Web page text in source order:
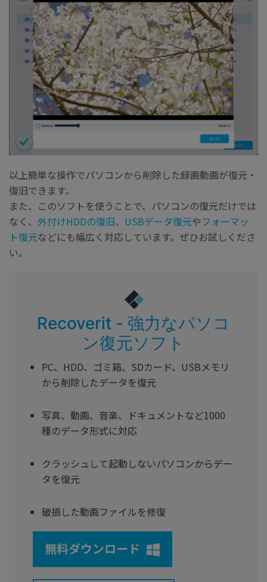
以上簡単な操作でパソコンから削除した録画動画が復元・
復旧できます。
また、このソフトを使うことで、パソコンの復元だけでは
なく、 外付けHDDの復旧、 USBデータ復元やフォーマッ
ト復元などにも幅広く対応しています。ぜひお試しくださ
い。
Recoverit - 強力なパソコ
ン復元ソフト
PC、HDD、ゴミ箱、SDカード、USBメモリ
から削除したデータを復元
写真、動画、音楽、ドキュメントなど1000
種のデータ形式に対応
クラッシュして起動しないパソコンからデー
タを復元
破損した動画ファイルを修復
無料ダウンロード